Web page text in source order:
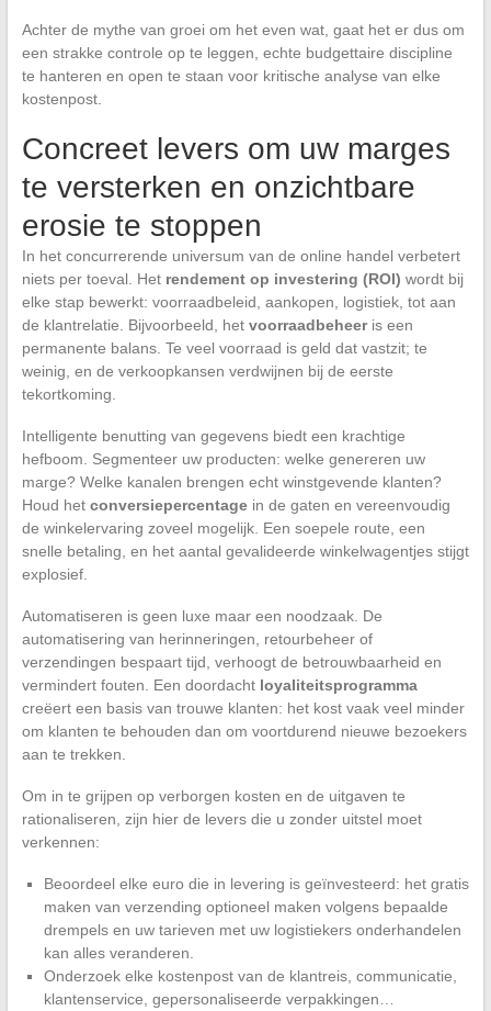
Achter de mythe van groei om het even wat, gaat het er dus om
een strakke controle op te leggen, echte budgettaire discipline
te hanteren en open te staan voor kritische analyse van elke
kostenpost.
Concreet levers om uw marges
te versterken en onzichtbare
erosie te stoppen
In het concurrerende universum van de online handel verbetert
niets per toeval. Het rendement op investering (ROI) wordt bij
elke stap bewerkt: voorraadbeleid, aankopen, logistiek, tot aan
de klantrelatie. Bijvoorbeeld, het voorraadbeheeris een
permanente balans. Te veel voorraad is geld dat vastzit; te
weinig, en de verkoopkansen verdwijnen bij de eerste
tekortkoming.
Intelligente benutting van gegevens biedt een krachtige
hefboom. Segmenteer uw producten: welke genereren uw
marge? Welke kanalen brengen echt winstgevende klanten?
Houd het conversiepercentagein de gaten en vereenvoudig
de winkelervaring zoveel mogelijk. Een soepele route, een
snelle betaling, en het aantal gevalideerde winkelwagentjes stijgt
explosief.
Automatiseren is geen luxe maar een noodzaak. De
automatisering van herinneringen, retourbeheer of
verzendingen bespaart tijd, verhoogt de betrouwbaarheid en
vermindert fouten. Een doordacht loyaliteitsprogramma
creëert een basis van trouwe klanten: het kost vaak veel minder
om klanten te behouden dan om voortdurend nieuwe bezoekers
aan te trekken.
Om in te grijpen op verborgen kosten en de uitgaven te
rationaliseren, zijn hier de levers die u zonder uitstel moet
verkennen:
Beoordeel elke euro die in levering is geïnvesteerd: het gratis
maken van verzending optioneel maken volgens bepaalde
drempels en uw tarieven met uw logistiekers onderhandelen
kan alles veranderen.
Onderzoek elke kostenpost van de klantreis, communicatie,
klantenservice, gepersonaliseerde verpakkingen…